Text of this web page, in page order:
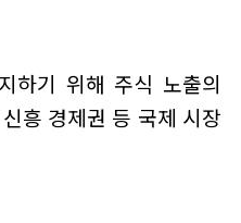
하기 위해 주식 노출의
흥 경제권 등 국제 시장